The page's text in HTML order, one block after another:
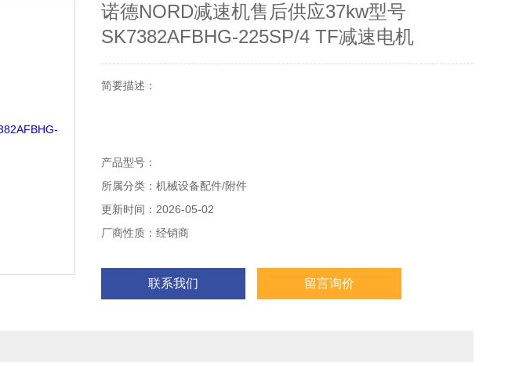
诺德NORD减速机售后供应37kw型号
SK7382AFBHG-225SP/4 TF减速电机
简要描述：
产品型号：
所属分类：机械设备配件/附件
更新时间：2026-05-02
厂商性质：经销商
联系我们 留言询价